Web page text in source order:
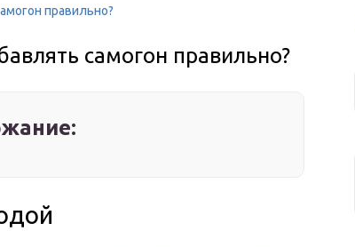
правильно?
самогон правильно?